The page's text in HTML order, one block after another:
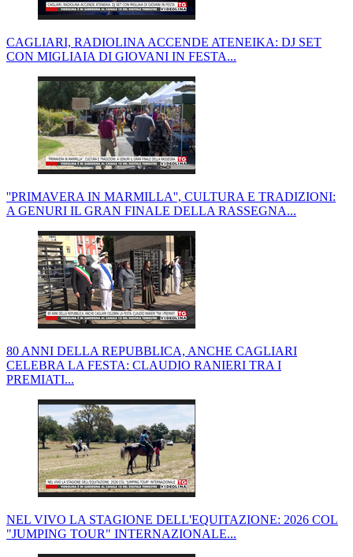
CAGLIARI, RADIOLINA ACCENDE ATENEIKA: DJ SET
CON MIGLIAIA DI GIOVANI IN FESTA...
''PRIMAVERA IN MARMILLA'', CULTURA E TRADIZIONI:
A GENURI IL GRAN FINALE DELLA RASSEGNA...
80 ANNI DELLA REPUBBLICA, ANCHE CAGLIARI
CELEBRA LA FESTA: CLAUDIO RANIERI TRA I
PREMIATI...
NEL VIVO LA STAGIONE DELL'EQUITAZIONE: 2026 COL
"JUMPING TOUR" INTERNAZIONALE...